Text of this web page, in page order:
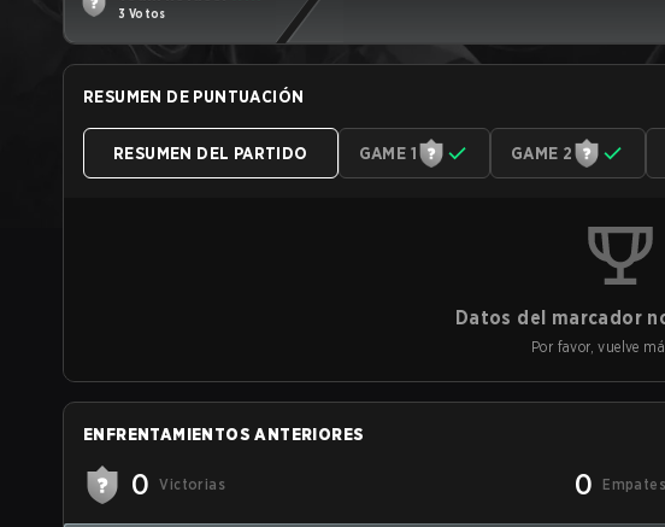
3 Votos
RESUMEN DE PUNTUACIÓN
RESUMEN DEL PARTIDO GAME 1 GAME 2
Datos del marcador
Por favor, vuelve
ENFRENTAMIENTOS ANTERIORES
0 Victorias 0 Empates